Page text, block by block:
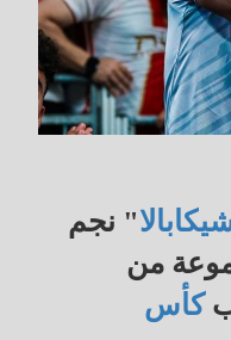
" نجم
من
كأس